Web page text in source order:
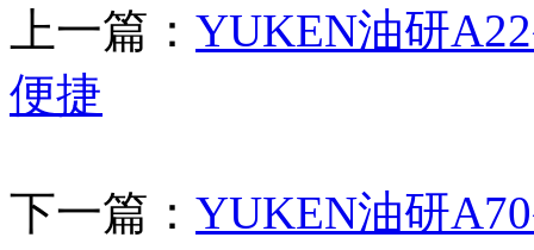
上一篇： YUKEN油研
便捷
下一篇： YUKEN油研